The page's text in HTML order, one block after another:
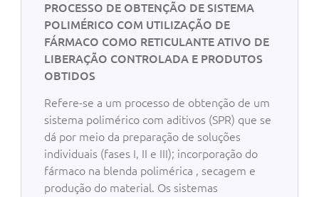
PROCESSO DE OBTENÇÃO DE SISTEMA
POLIMÉRICO COM UTILIZAÇÃO DE
FÁRMACO COMO RETICULANTE ATIVO DE
LIBERAÇÃO CONTROLADA E PRODUTOS
OBTIDOS
Refere-se a um processo de obtenção de um
sistema polimérico com aditivos (SPR) que se
dá por meio da preparação de soluções
individuais (fases I, II e III); incorporação do
fármaco na blenda polimérica , secagem e
produção do material. Os sistemas